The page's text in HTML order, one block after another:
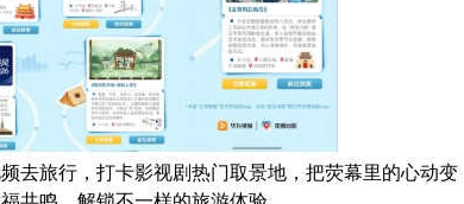
去旅行，打卡影视剧热门取景地，把荧幕里的心动变